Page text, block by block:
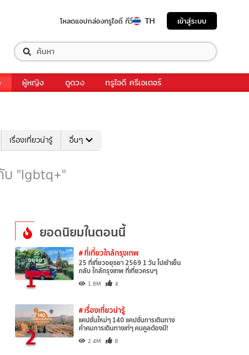
โหลดแอปกล่องทรูไอดี ทีวี TH เข้าสู่ระบบ
ผู้หญิง ดูดวง ทรูไอดี ครีเอเตอร์
เรื่องเที่ยวน่ารู้ อื่นๆ
บ "lgbtq+"
ยอดนิยมในตอนนี้
1
# ที่เที่ยวใกล้กรุงเทพ
25 ที่เที่ยวอยุธยา 2569 1 วัน ไปเช้าเย็น
กลับ ใกล้กรุงเทพ ที่เที่ยวครบๆ
1.8M 4
2
# เรื่องเที่ยวน่ารู้
แคปชั่นใหม่ๆ 140 แคปชั่นการเดินทาง
คำคมการเดินทางเท่ๆ คนคูลต้องมี!
2.4M 8